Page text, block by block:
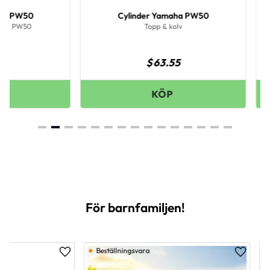
Cylinder Yamaha PW50
För barnfamiljen!
till i favoriter Lägg till i favoriter
Beställningsvara